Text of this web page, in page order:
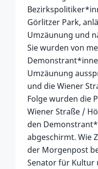
Görlitzer Park,
Umzäunung und
Sie wurden von
Umzäunung
und die Wiener
Folge wurden die
Wiener Straße /
den
abgeschirmt. Wie
der Morgenpost
Senator für Kultur